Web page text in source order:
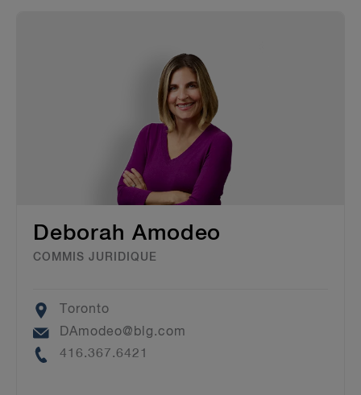
Deborah Amodeo
COMMIS JURIDIQUE
Location
Toronto
Email
DAmodeo@blg.com
Phone
416.367.6421